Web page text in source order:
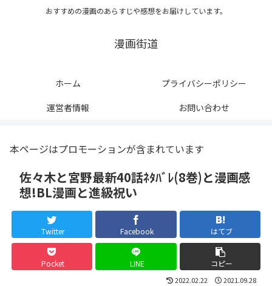
おすすめの漫画のあらすじや感想をお届けしています。
漫画街道
ホーム
プライバシーポリシー
運営者情報
お問い合わせ
本ページはプロモーションが含まれています
佐々木と宮野最新40話ﾈﾀﾊﾞﾚ(8巻)と漫画感
想!BL漫画と進級祝い
Twitter Facebook はてブ
Pocket LINE コピー
2022.02.22 2021.09.28